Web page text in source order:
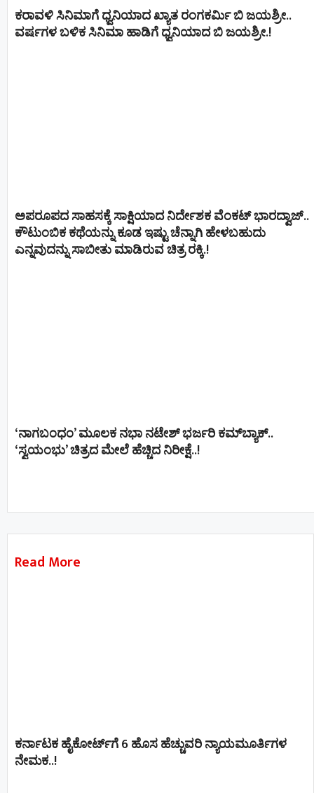
ಕರಾವಳಿ ಸಿನಿಮಾಗೆ ಧ್ವನಿಯಾದ ಖ್ಯಾತ ರಂಗಕರ್ಮಿ ಬಿ ಜಯಶ್ರೀ..
ವರ್ಷಗಳ ಬಳಿಕ ಸಿನಿಮಾ ಹಾಡಿಗೆ ಧ್ವನಿಯಾದ ಬಿ ಜಯಶ್ರೀ.!
ಅಪರೂಪದ ಸಾಹಸಕ್ಕೆ ಸಾಕ್ಷಿಯಾದ ನಿರ್ದೇಶಕ ವೆಂಕಟ್ ಭಾರದ್ವಾಜ್..
ಕೌಟುಂಬಿಕ ಕಥೆಯನ್ನು ಕೂಡ ಇಷ್ಟು ಚೆನ್ನಾಗಿ ಹೇಳಬಹುದು
ಎನ್ನವುದನ್ನು ಸಾಬೀತು ಮಾಡಿರುವ ಚಿತ್ರ ರಕ್ಕಿ.!
‘ನಾಗಬಂಧಂ’ ಮೂಲಕ ನಭಾ ನಟೇಶ್ ಭರ್ಜರಿ ಕಮ್‌ಬ್ಯಾಕ್..
‘ಸ್ವಯಂಭು’ ಚಿತ್ರದ ಮೇಲೆ ಹೆಚ್ಚಿದ ನಿರೀಕ್ಷೆ..!
Read More
ಕರ್ನಾಟಕ ಹೈಕೋರ್ಟ್‌ಗೆ 6 ಹೊಸ ಹೆಚ್ಚುವರಿ ನ್ಯಾಯಮೂರ್ತಿಗಳ
ನೇಮಕ..!